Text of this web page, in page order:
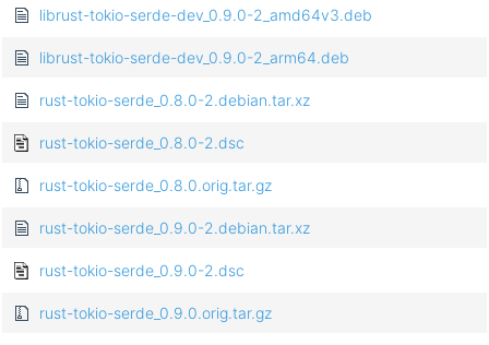
librust-tokio-serde-dev_0.9.0-2_amd64v3.deb
librust-tokio-serde-dev_0.9.0-2_arm64.deb
rust-tokio-serde_0.8.0-2.debian.tar.xz
rust-tokio-serde_0.8.0-2.dsc
rust-tokio-serde_0.8.0.orig.tar.gz
rust-tokio-serde_0.9.0-2.debian.tar.xz
rust-tokio-serde_0.9.0-2.dsc
rust-tokio-serde_0.9.0.orig.tar.gz